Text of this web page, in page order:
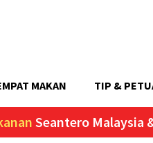
MAKAN TIP &
Seantero Malaysia